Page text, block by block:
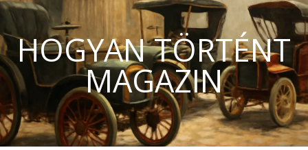
HOGYAN TÖRTÉNT
MAGAZIN